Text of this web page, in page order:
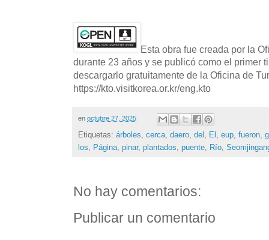
Esta obra fue creada por la
durante 23 años y se publicó como el primer
descargarlo gratuitamente de la Oficina de
https://kto.visitkorea.or.kr/eng.kto
en octubre 27, 2025
Etiquetas: árboles cerca daero del El eup fueron
los
Página pinar, plantados puente Río
No hay comentarios:
Publicar un comentario